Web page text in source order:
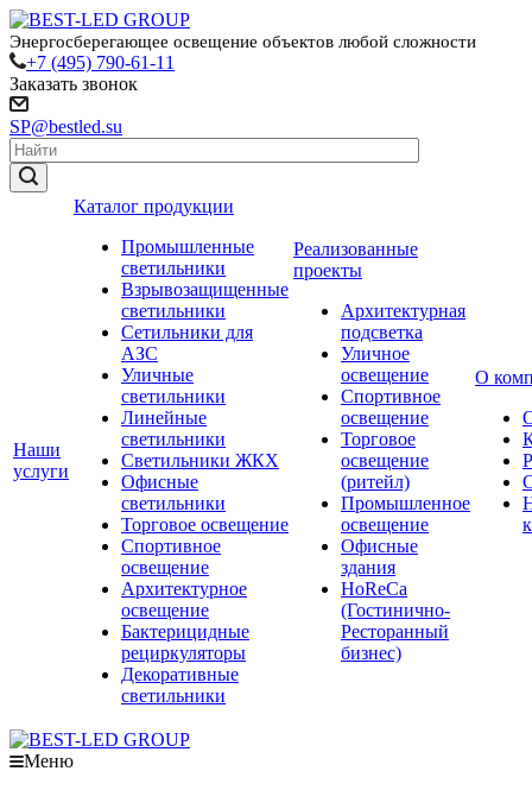
Энергосберегающее освещение объектов любой сложности
+7 (495) 790-61-11
Заказать звонок
SP@bestled.su
Наши
услуги
Каталог продукции
Промышленные
светильники
Взрывозащищенные
светильники
Сетильники для
АЗС
Уличные
светильники
Линейные
светильники
Светильники ЖКХ
Офисные
светильники
Торговое освещение
Спортивное
освещение
Архитектурное
освещение
Бактерицидные
рециркуляторы
Декоративные
светильники
Реализованные
проекты
Архитектурная
подсветка
Уличное
освещение
Спортивное
освещение
Торговое
освещение
(ритейл)
Промышленное
освещение
Офисные
здания
HoReCa
(Гостинично-
Ресторанный
бизнес)
О
Меню